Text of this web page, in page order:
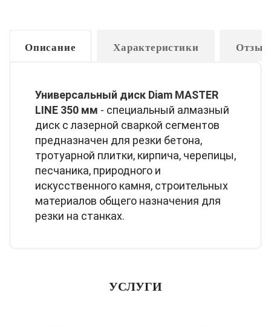
Описание Характеристики
Универсальный диск Diam MASTER
LINE 350 мм - специальный алмазный
диск с лазерной сваркой сегментов
предназначен для резки бетона,
тротуарной плитки, кирпича, черепицы,
песчаника, природного и
искусственного камня, строительных
материалов общего назначения для
резки на станках.
УСЛУГИ